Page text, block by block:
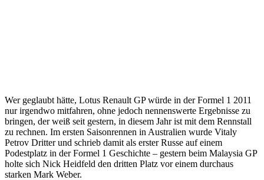
Wer geglaubt hätte, Lotus Renault GP würde in der Formel 1 2011
nur irgendwo mitfahren, ohne jedoch nennenswerte Ergebnisse zu
bringen, der weiß seit gestern, in diesem Jahr ist mit dem Rennstall
zu rechnen. Im ersten Saisonrennen in Australien wurde Vitaly
Petrov Dritter und schrieb damit als erster Russe auf einem
Podestplatz in der Formel 1 Geschichte – gestern beim Malaysia GP
holte sich Nick Heidfeld den dritten Platz vor einem durchaus
starken Mark Weber.